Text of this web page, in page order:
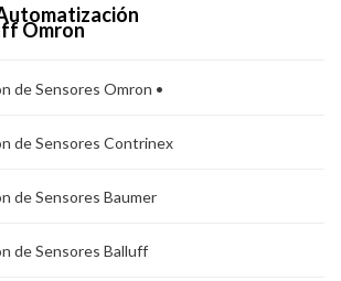
Omron
de Sensores Omron •
de Sensores Contrinex
de Sensores Baumer
de Sensores Balluff